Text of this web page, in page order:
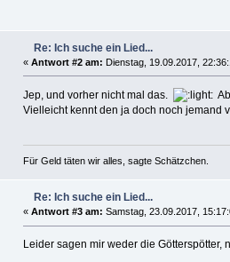
Re: Ich suche ein Lied...
« Antwort #2 am: Dienstag, 19.09.2017,
Jep, und vorher nicht mal das.
Vielleicht kennt den ja doch noch jemand
Für Geld täten wir alles, sagte Schätzchen.
Re: Ich suche ein Lied...
« Antwort #3 am: Samstag, 23.09.2017,
Leider sagen mir weder die Götterspötter,